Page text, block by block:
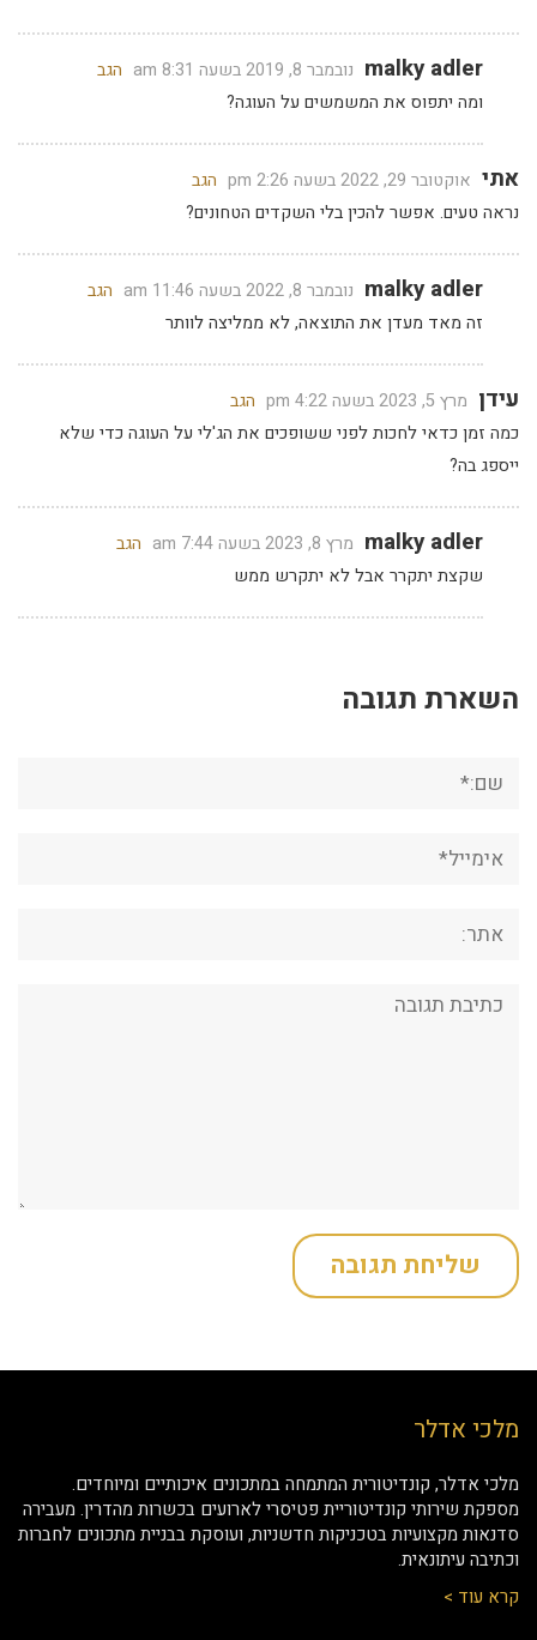
malky adler נובמבר 8, 2019 בשעה 8:31 am
הגב
ומה יתפוס את המשמשים על העוגה?
אתי אוקטובר 29, 2022 בשעה 2:26 pm
הגב
נראה טעים. אפשר להכין בלי השקדים הטחונים?
malky adler נובמבר 8, 2022 בשעה 11:46 am
הגב
זה מאד מעדן את התוצאה, לא ממליצה לוותר
עידן מרץ 5, 2023 בשעה 4:22 pm
הגב
כמה זמן כדאי לחכות לפני ששופכים את הג'לי על העוגה כדי שלא
ייספג בה?
malky adler מרץ 8, 2023 בשעה 7:44 am
הגב
שקצת יתקרר אבל לא יתקרש ממש
השארת תגובה
אימייל*
תגובה:
מלכי אדלר
מלכי אדלר, קונדיטורית המתמחה במתכונים איכותיים ומיוחדים.
מספקת שירותי קונדיטוריית פטיסרי לארועים בכשרות מהדרין. מעבירה
סדנאות מקצועיות בטכניקות חדשניות, ועוסקת בבניית מתכונים לחברות
וכתיבה עיתונאית.
קרא עוד >